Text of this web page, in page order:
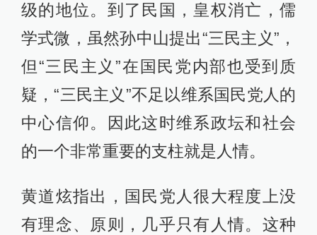
级的地位。到了民国，皇权消亡，儒
学式微，虽然孙中山提出“三民主义”，
但“三民主义”在国民党内部也受到质
疑，“三民主义”不足以维系国民党人的
中心信仰。因此这时维系政坛和社会
的一个非常重要的支柱就是人情。
黄道炫指出，国民党人很大程度上没
有理念、原则，几乎只有人情。这种